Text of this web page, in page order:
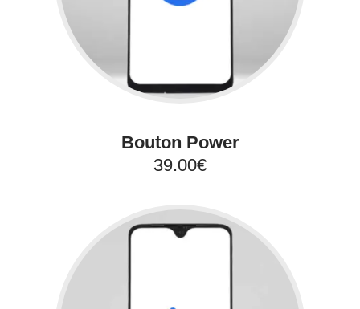
Bouton Power
39.00€